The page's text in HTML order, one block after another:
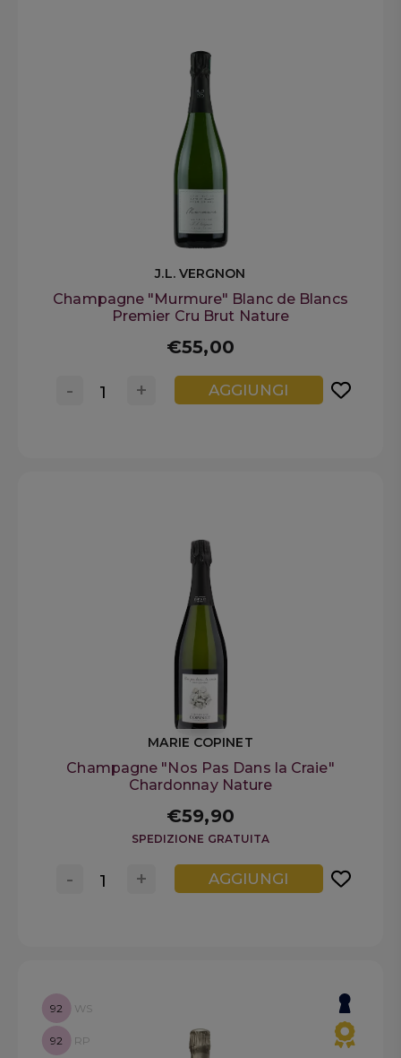
J.L. VERGNON
Champagne "Murmure" Blanc de Blancs
Premier Cru Brut Nature
€55,00
+
- AGGIUNGI
MARIE COPINET
Champagne "Nos Pas Dans la Craie"
Chardonnay Nature
€59,90
SPEDIZIONE GRATUITA
+
- AGGIUNGI
92 WS
92 RP